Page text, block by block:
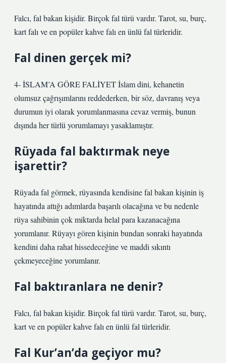
Falcı, fal bakan kişidir. Birçok fal türü vardır. Tarot, su, burç,
kart falı ve en popüler kahve falı en ünlü fal türleridir.
Fal dinen gerçek mi?
4- İSLAM’A GÖRE FALİYET İslam dini, kehanetin
olumsuz çağrışımlarını reddederken, bir söz, davranış veya
durumun iyi olarak yorumlanmasına cevaz vermiş, bunun
dışında her türlü yorumlamayı yasaklamıştır.
Rüyada fal baktırmak neye
işarettir?
Rüyada fal görmek, rüyasında kendisine fal bakan kişinin iş
hayatında attığı adımlarda başarılı olacağına ve bu nedenle
rüya sahibinin çok miktarda helal para kazanacağına
yorumlanır. Rüyayı gören kişinin bundan sonraki hayatında
kendini daha rahat hissedeceğine ve maddi sıkıntı
çekmeyeceğine yorumlanır.
Fal baktıranlara ne denir?
Falcı, fal bakan kişidir. Birçok fal türü vardır. Tarot, su, burç,
kart ve en popüler kahve falı en ünlü fal türleridir.
Fal Kur’an’da geçiyor mu?